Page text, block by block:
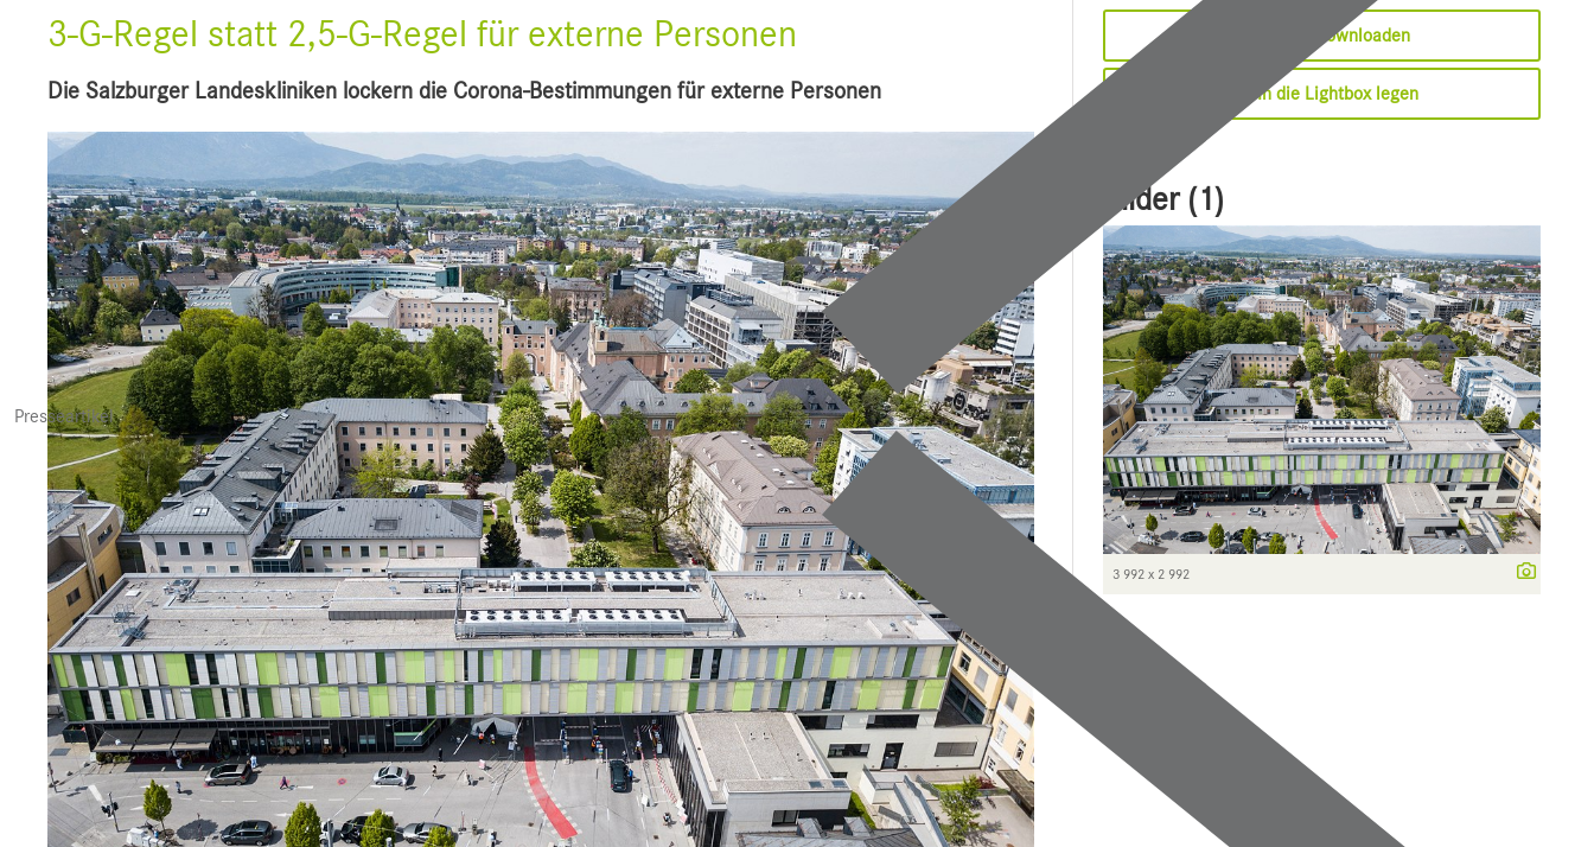
Presseartikel
3-G-Regel statt 2,5-G-Regel für externe Personen
Die Salzburger Landeskliniken lockern die Corona-Bestimmungen für externe Personen
Sofort downloaden
In die Lightbox legen
Bilder (1)
3 992 x 2 992